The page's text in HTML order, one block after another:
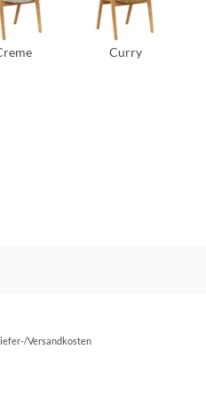
Curry
Versandkosten